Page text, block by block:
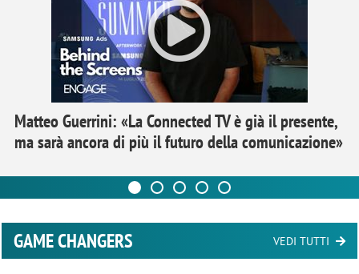
Matteo Guerrini: «La Connected TV è già il presente,
ma sarà ancora di più il futuro della comunicazione»
GAME CHANGERS VEDI TUTTI